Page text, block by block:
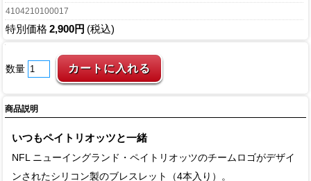
4104210100017
特別価格 2,900円 (税込)
数量
商品説明
いつもペイトリオッツと一緒
NFL ニューイングランド・ペイトリオッツのチームロゴがデザイ
ンされたシリコン製のブレスレット（4本入り）。